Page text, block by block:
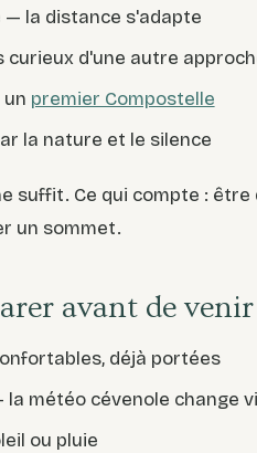
la distance s'adapte
d'une autre
premier Compostelle
la nature et le silence
suffit. Ce qui compte : être
un sommet.
avant de venir
déjà portées
météo cévenole change
ou pluie